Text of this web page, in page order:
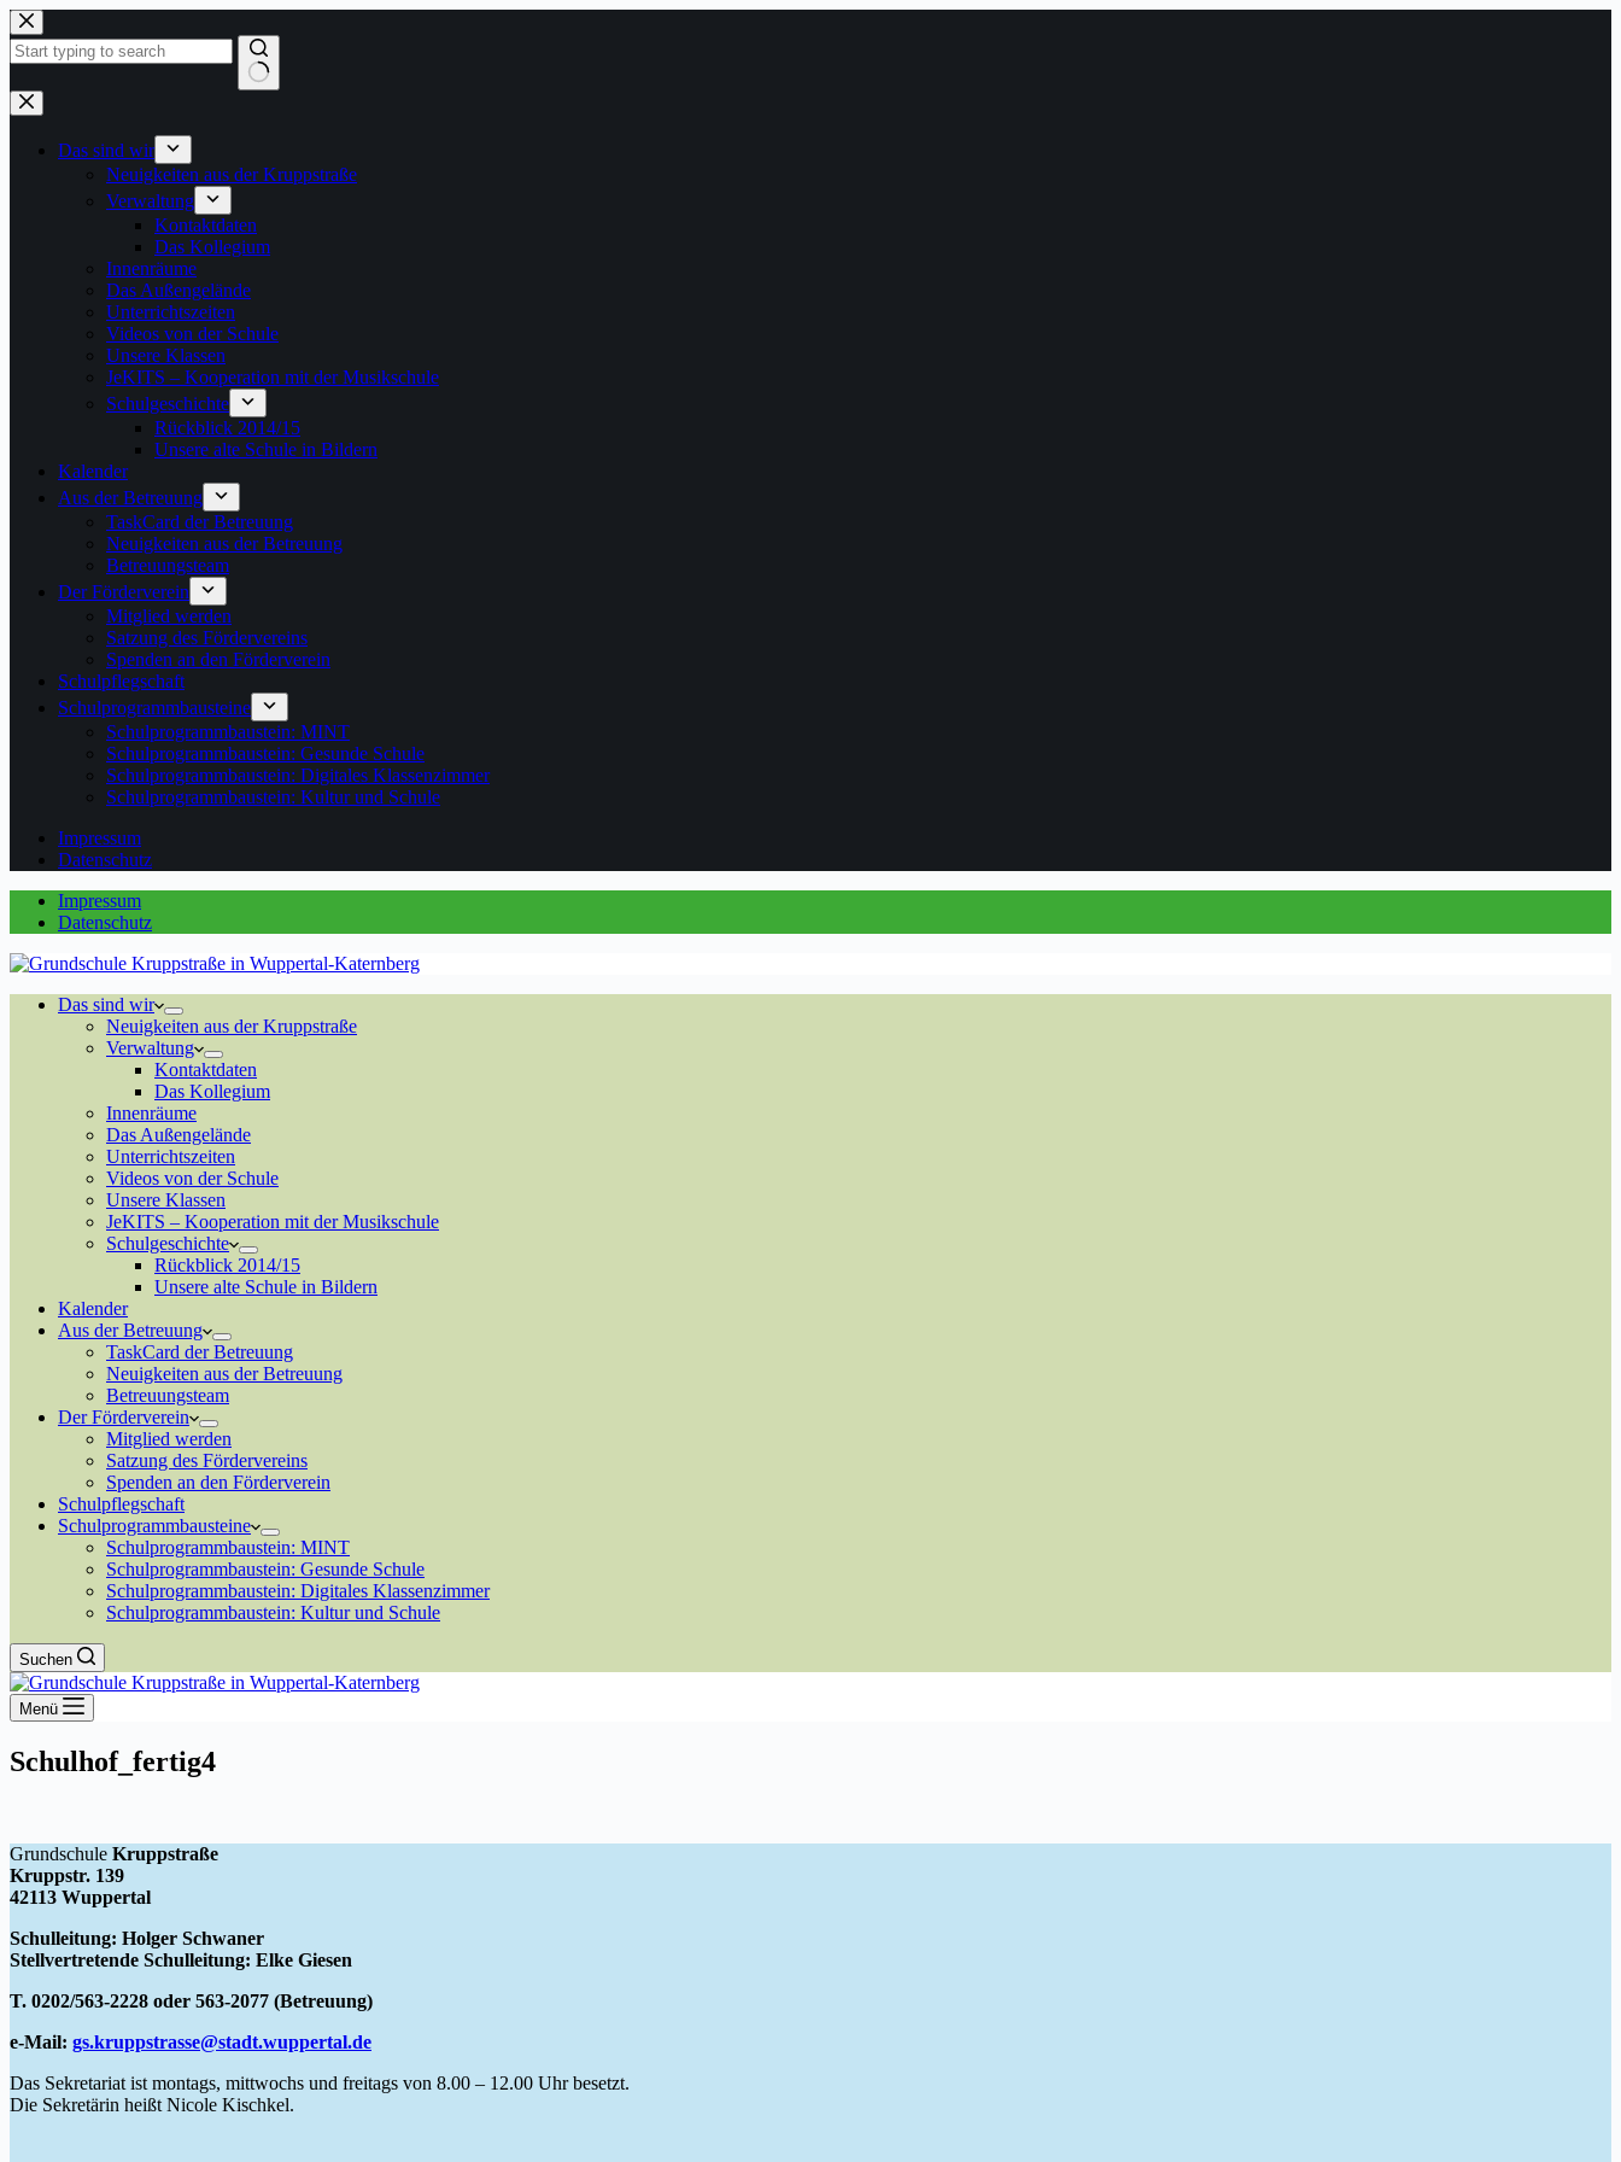
Zum
Inhalt
springen
Keine
Ergebnisse
Das sind wir
Neuigkeiten aus der Kruppstraße
Verwaltung
Kontaktdaten
Das Kollegium
Innenräume
Das Außengelände
Unterrichtszeiten
Videos von der Schule
Unsere Klassen
JeKITS – Kooperation mit der Musikschule
Schulgeschichte
Rückblick 2014/15
Unsere alte Schule in Bildern
Kalender
Aus der Betreuung
TaskCard der Betreuung
Neuigkeiten aus der Betreuung
Betreuungsteam
Der Förderverein
Mitglied werden
Satzung des Fördervereins
Spenden an den Förderverein
Schulpflegschaft
Schulprogrammbausteine
Schulprogrammbaustein: MINT
Schulprogrammbaustein: Gesunde Schule
Schulprogrammbaustein: Digitales Klassenzimmer
Schulprogrammbaustein: Kultur und Schule
Impressum
Datenschutz
Impressum
Datenschutz
Das sind wir
Neuigkeiten aus der Kruppstraße
Verwaltung
Kontaktdaten
Das Kollegium
Innenräume
Das Außengelände
Unterrichtszeiten
Videos von der Schule
Unsere Klassen
JeKITS – Kooperation mit der Musikschule
Schulgeschichte
Rückblick 2014/15
Unsere alte Schule in Bildern
Kalender
Aus der Betreuung
TaskCard der Betreuung
Neuigkeiten aus der Betreuung
Betreuungsteam
Der Förderverein
Mitglied werden
Satzung des Fördervereins
Spenden an den Förderverein
Schulpflegschaft
Schulprogrammbausteine
Schulprogrammbaustein: MINT
Schulprogrammbaustein: Gesunde Schule
Schulprogrammbaustein: Digitales Klassenzimmer
Schulprogrammbaustein: Kultur und Schule
Suchen
Menü
Schulhof_fertig4
Grundschule Kruppstraße
Kruppstr. 139
42113 Wuppertal
Schulleitung: Holger Schwaner
Stellvertretende Schulleitung: Elke Giesen
T. 0202/563-2228 oder 563-2077 (Betreuung)
e-Mail: gs.kruppstrasse@stadt.wuppertal.de
Das Sekretariat ist montags, mittwochs und freitags von 8.00 – 12.00 Uhr besetzt.
Die Sekretärin heißt Nicole Kischkel.